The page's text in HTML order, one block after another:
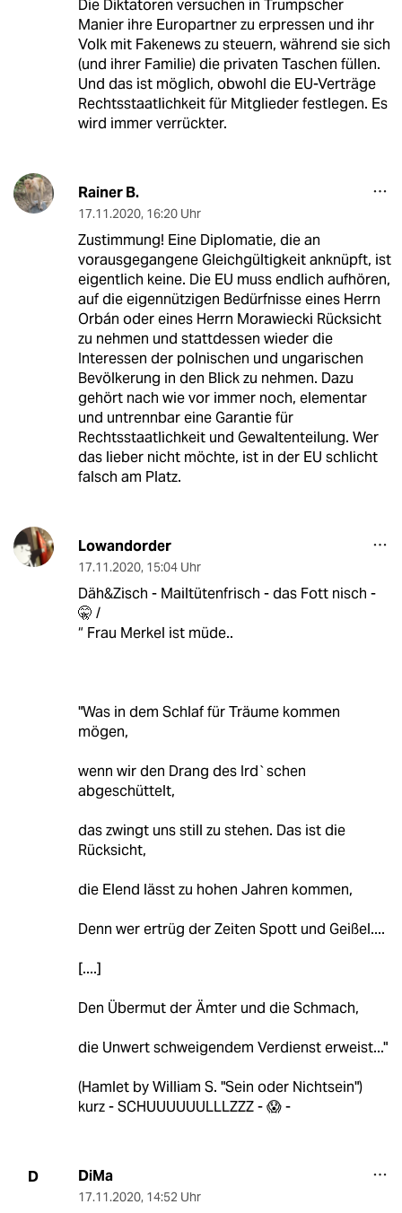
Die Diktatoren versuchen in Trumpscher
Manier ihre Europartner zu erpressen und ihr
Volk mit Fakenews zu steuern, während sie sich
(und ihrer Familie) die privaten Taschen füllen.
Und das ist möglich, obwohl die EU-Verträge
Rechtsstaatlichkeit für Mitglieder festlegen. Es
wird immer verrückter.
Rainer B.
17.11.2020, 16:20 Uhr
Zustimmung! Eine Diplomatie, die an
vorausgegangene Gleichgültigkeit anknüpft, ist
eigentlich keine. Die EU muss endlich aufhören,
auf die eigennützigen Bedürfnisse eines Herrn
Orbán oder eines Herrn Morawiecki Rücksicht
zu nehmen und stattdessen wieder die
Interessen der polnischen und ungarischen
Bevölkerung in den Blick zu nehmen. Dazu
gehört nach wie vor immer noch, elementar
und untrennbar eine Garantie für
Rechtsstaatlichkeit und Gewaltenteilung. Wer
das lieber nicht möchte, ist in der EU schlicht
falsch am Platz.
Lowandorder
17.11.2020, 15:04 Uhr
Däh&Zisch - Mailtütenfrisch - das Fott nisch -
🤫 /
“ Frau Merkel ist müde..
"Was in dem Schlaf für Träume kommen
mögen,
wenn wir den Drang des Ird`schen
abgeschüttelt,
das zwingt uns still zu stehen. Das ist die
Rücksicht,
die Elend lässt zu hohen Jahren kommen,
Denn wer ertrüg der Zeiten Spott und Geißel....
[....]
Den Übermut der Ämter und die Schmach,
die Unwert schweigendem Verdienst erweist..."
(Hamlet by William S. "Sein oder Nichtsein")
kurz - SCHUUUUUULLLZZZ - 😱 -
D DiMa
17.11.2020, 14:52 Uhr